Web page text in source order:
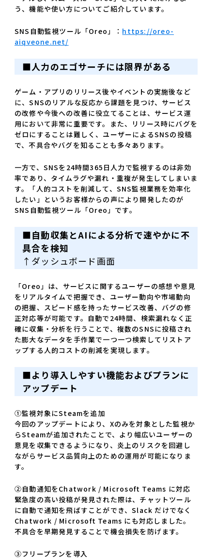
う、機能や使い方についてご紹介しています。
SNS自動監視ツール「Oreo」： https://oreo-
aiqveone.net/
■人力のエゴサーチには限界がある
ゲーム・アプリのリリース後やイベントの実施後など
に、SNSのリアルな反応から課題を見つけ、サービス
の改修や今後への改善に役立てることは、サービス運
用において非常に重要です。また、リリース時にバグを
ゼロにすることは難しく、ユーザーによるSNSの投稿
で、不具合やバグを知ることも多々あります。
一方で、SNSを24時間365日人力で監視するのは非効
率であり、タイムラグや漏れ・重複が発生してしまいま
す。「人的コストを削減して、SNS監視業務を効率化
したい」というお客様からの声により開発したのが
SNS自動監視ツール「Oreo」です。
■自動収集とAIによる分析で速やかに不
具合を検知
↑ダッシュボード画面
「Oreo」は、サービスに関するユーザーの感想や意見
をリアルタイムで把握でき、ユーザー動向や市場動向
の把握、スピード感を持ったサービス改善、バグの修
正対応等が可能です。自動で24時間、検索漏れなく正
確に収集・分析を行うことで、複数のSNSに投稿され
た膨大なデータを手作業で一つ一つ検索してリストア
ップする人的コストの削減を実現します。
■より導入しやすい機能およびプランに
アップデート
①監視対象にSteamを追加
今回のアップデートにより、Xのみを対象とした監視か
らSteamが追加されたことで、より幅広いユーザーの
意見を収集できるようになり、炎上のリスクを回避し
ながらサービス品質向上のための運用が可能になりま
す。
②自動通知をChatwork / Microsoft Teams に対応
緊急度の高い投稿が発見された際は、チャットツール
に自動で通知を飛ばすことができ、Slack だけでなく
Chatwork / Microsoft Teams にも対応しました。
不具合を早期発見することで機会損失を防げます。
③フリープランを導入